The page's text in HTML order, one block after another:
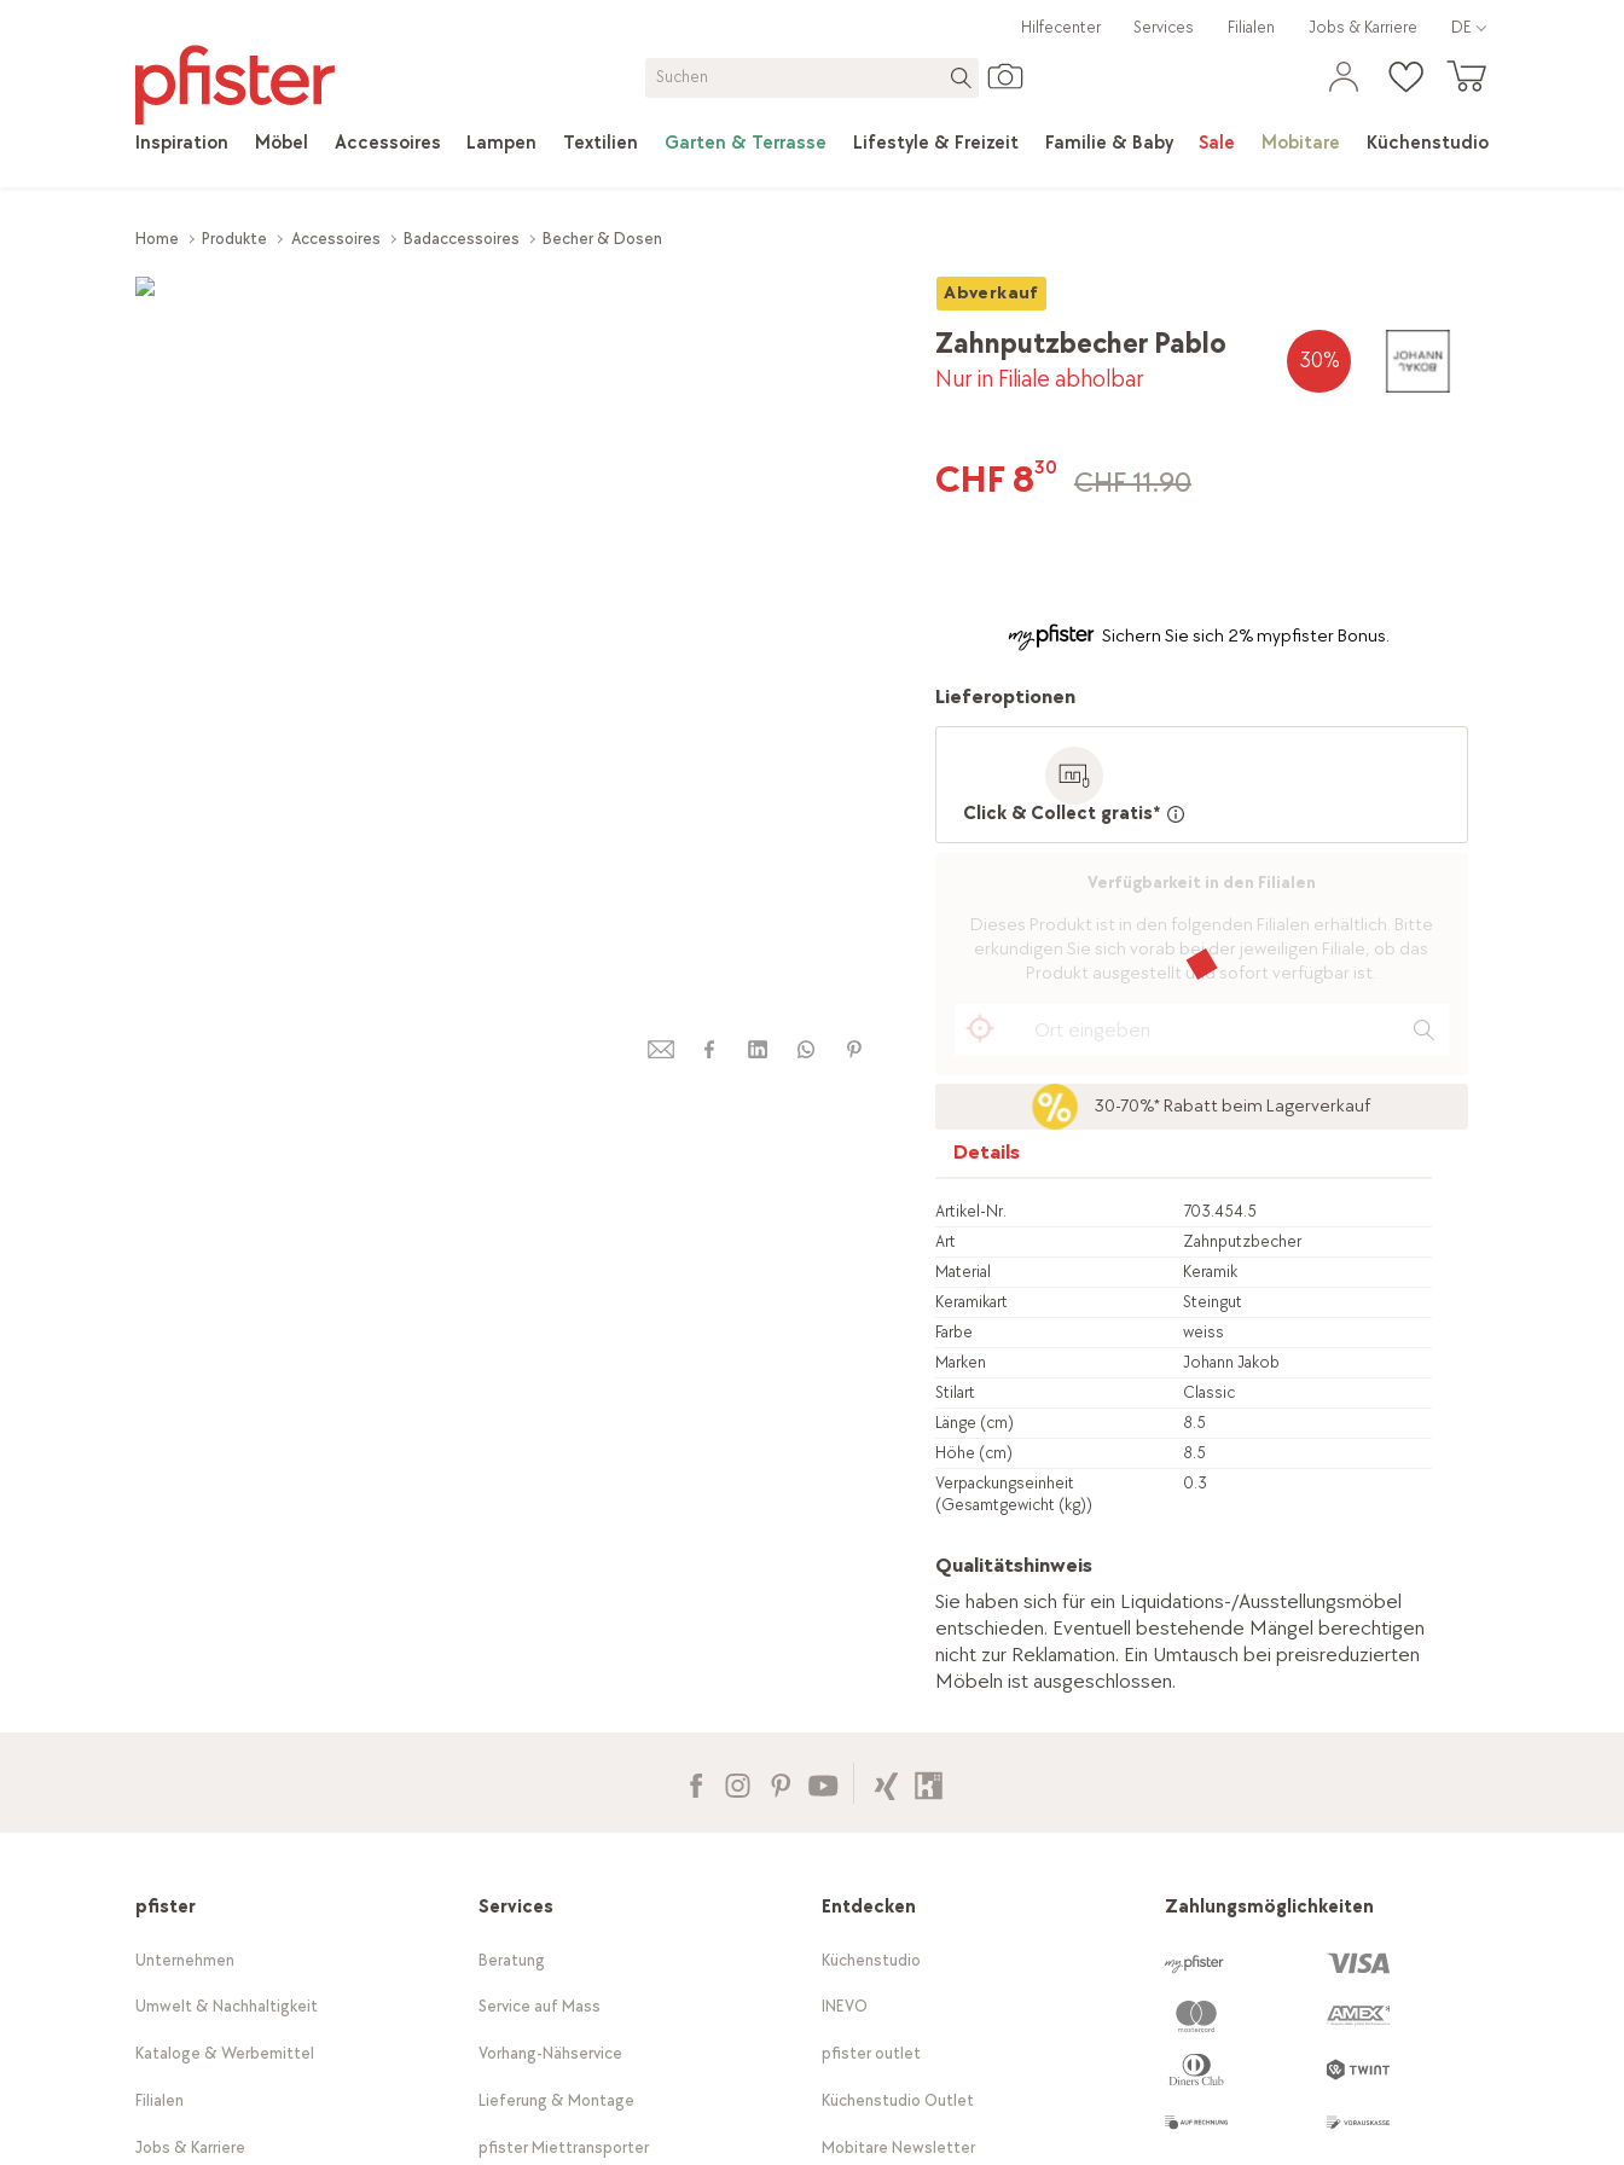
Inspiration Möbel Accessoires Lampen Textilien Garten & Terrasse Lifestyle & Freizeit Familie & Baby Sale Mobitare Küchenstudio
Hilfecenter Services Filialen Jobs & Karriere DE
Home Produkte Accessoires Badaccessoires Becher & Dosen
Abverkauf
Zahnputzbecher Pablo
Nur in Filiale abholbar
30%
CHF 830 CHF 11.90
Sichern Sie sich 2% mypfister Bonus.
Lieferoptionen
Click & Collect gratis*
Verfügbarkeit in den Filialen
Dieses Produkt ist in den folgenden Filialen erhältlich. Bitte
erkundigen Sie sich vorab bei der jeweiligen Filiale, ob das
Produkt ausgestellt und sofort verfügbar ist.
30-70%* Rabatt beim Lagerverkauf
Details
Artikel-Nr.
703.454.5
Art
Zahnputzbecher
Material
Keramik
Keramikart
Steingut
Farbe
weiss
Marken
Johann Jakob
Stilart
Classic
Länge (cm)
8.5
Höhe (cm)
8.5
Verpackungseinheit
(Gesamtgewicht (kg))
0.3
Qualitätshinweis
Sie haben sich für ein Liquidations-/Ausstellungsmöbel
entschieden. Eventuell bestehende Mängel berechtigen
nicht zur Reklamation. Ein Umtausch bei preisreduzierten
Möbeln ist ausgeschlossen.
pfister
Unternehmen
Umwelt & Nachhaltigkeit
Kataloge & Werbemittel
Filialen
Jobs & Karriere
Services
Beratung
Service auf Mass
Vorhang-Nähservice
Lieferung & Montage
pfister Miettransporter
Entdecken
Küchenstudio
INEVO
pfister outlet
Küchenstudio Outlet
Mobitare Newsletter
Zahlungsmöglichkeiten